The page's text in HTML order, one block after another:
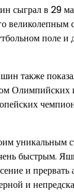
сыграл в 29
поле и
также
Олимпийских
уникальным
быстрым.
и прервать
и